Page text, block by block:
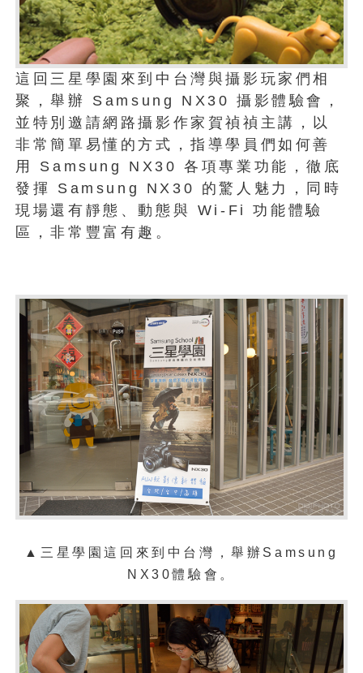
這回三星學園來到中台灣與攝影玩家們相
聚，舉辦 Samsung NX30 攝影體驗會，
並特別邀請網路攝影作家賀禎禎主講，以
非常簡單易懂的方式，指導學員們如何善
用 Samsung NX30 各項專業功能，徹底
發揮 Samsung NX30 的驚人魅力，同時
現場還有靜態、動態與 Wi-Fi 功能體驗
區，非常豐富有趣。
▲三星學園這回來到中台灣，舉辦Samsung
NX30體驗會。